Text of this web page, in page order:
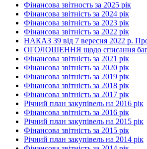
Фінансова звітность за 2025 рік
Фінансова звітність за 2024 рік
Фінансова звітність за 2023 рік
Фінансова звітність за 2022 рік
НАКАЗ 39 від 7 вересня 2022 р.
ОГОЛОШЕННЯ щодо списання
Фінансова звітність за 2021 рік
Фінансова звітність за 2020 рік
Фінансова звітність за 2019 рік
Фінансова звітність за 2018 рік
Фінансова звітність за 2017 рік
Річний план закупівель на 2016 рік
Фінансова звітність за 2016 рік
Річний план закупівель на 2015 рік
Фінансова звітність за 2015 рік
Річний план закупівель на 2014 рік